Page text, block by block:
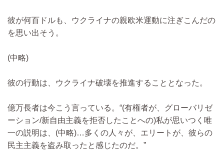
彼が何百ドルも、ウクライナの親欧米運動に注ぎこんだの
を思い出そう。
(中略)
彼の行動は、ウクライナ破壊を推進することとなった。
億万長者は今こう言っている。“(有権者が、グローバリゼ
ーション/新自由主義を拒否したことへの)私が思いつく唯
一の説明は、 (中略)…多くの人々が、エリートが、彼らの
民主主義を盗み取ったと感じたのだ。”